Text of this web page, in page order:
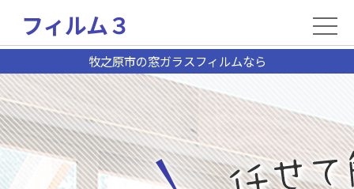
牧之原市の窓ガラスフィルムなら
フィルム３